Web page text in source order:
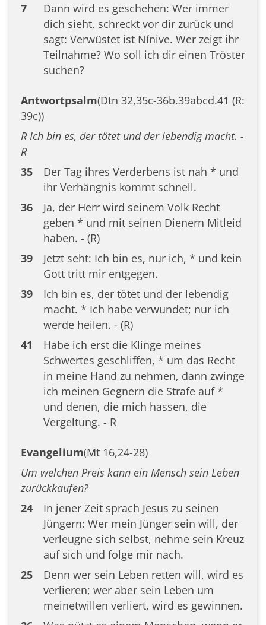
7
Dann wird es geschehen: Wer immer
dich sieht, schreckt vor dir zurück und
sagt: Verwüstet ist Nínive. Wer zeigt ihr
Teilnahme? Wo soll ich dir einen Tröster
suchen?
Antwortpsalm(Dtn 32,35c-36b.39abcd.41 (R:
39c))
R Ich bin es, der tötet und der lebendig macht. -
R
35
Der Tag ihres Verderbens ist nah * und
ihr Verhängnis kommt schnell.
36
Ja, der Herr wird seinem Volk Recht
geben * und mit seinen Dienern Mitleid
haben. - (R)
39
Jetzt seht: Ich bin es, nur ich, * und kein
Gott tritt mir entgegen.
39
Ich bin es, der tötet und der lebendig
macht. * Ich habe verwundet; nur ich
werde heilen. - (R)
41
Habe ich erst die Klinge meines
Schwertes geschliffen, * um das Recht
in meine Hand zu nehmen, dann zwinge
ich meinen Gegnern die Strafe auf *
und denen, die mich hassen, die
Vergeltung. - R
Evangelium(Mt 16,24-28)
Um welchen Preis kann ein Mensch sein Leben
zurückkaufen?
24
In jener Zeit sprach Jesus zu seinen
Jüngern: Wer mein Jünger sein will, der
verleugne sich selbst, nehme sein Kreuz
auf sich und folge mir nach.
25
Denn wer sein Leben retten will, wird es
verlieren; wer aber sein Leben um
meinetwillen verliert, wird es gewinnen.